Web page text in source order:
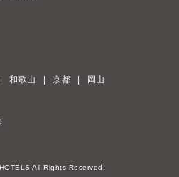
和歌山 京都 岡山
All Rights Reserved.